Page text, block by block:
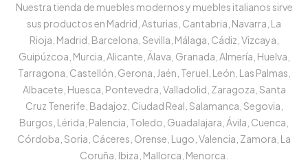
Nuestra tienda de muebles modernos y muebles italianos sirve
sus productos en Madrid, Asturias, Cantabria, Navarra, La
Rioja, Madrid, Barcelona, Sevilla, Málaga, Cádiz, Vizcaya,
Guipúzcoa, Murcia, Alicante, Álava, Granada, Almería, Huelva,
Tarragona, Castellón, Gerona, Jaén, Teruel, León, Las Palmas,
Albacete, Huesca, Pontevedra, Valladolid, Zaragoza, Santa
Cruz Tenerife, Badajoz, Ciudad Real, Salamanca, Segovia,
Burgos, Lérida, Palencia, Toledo, Guadalajara, Ávila, Cuenca,
Córdoba, Soria, Cáceres, Orense, Lugo, Valencia, Zamora, La
Coruña, Ibiza, Mallorca, Menorca.